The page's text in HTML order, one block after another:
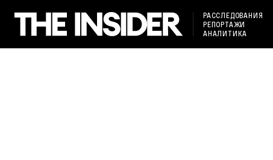
РАССЛЕДОВАНИЯ
РЕПОРТАЖИ
АНАЛИТИКА